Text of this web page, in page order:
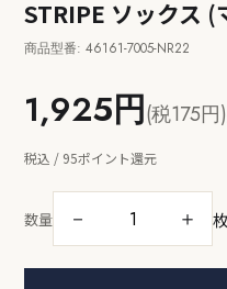
STRIPE ソックス (
商品型番: 46161-7005-NR22
1,925円(税175円)
税込 / 95ポイント還元
数量 － ＋